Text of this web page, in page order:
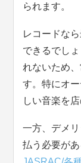
られます。
レコードな
できるでし
れないため
す。特にオ
しい音楽を
一方、デメ
払う必要が